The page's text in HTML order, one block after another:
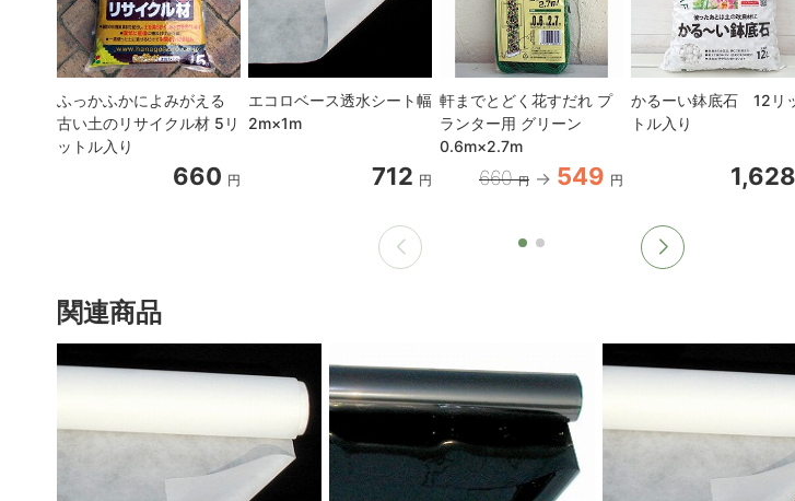
ふっかふかによみがえる
古い土のリサイクル材 5リ
ットル入り
660 円
エコロベース透水シート幅
2m×1m
712 円
軒までとどく花すだれ プ
ランター用 グリーン
0.6m×2.7m
660 円 549 円
かるーい鉢底石 12リ
トル入り
1,628
関連商品